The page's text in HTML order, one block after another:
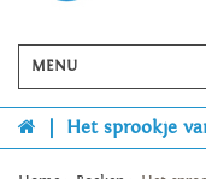
MENU
Het sprookje